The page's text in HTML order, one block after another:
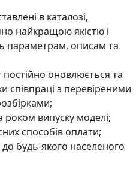
в каталозі,
найкращою якістю і
параметрам, описам та
оновлюється та
співпраці з перевіреними
випуску моделі;
способів оплати;
будь-якого населеного